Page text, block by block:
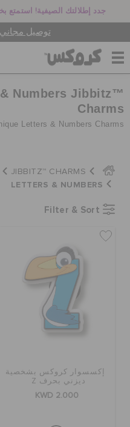
جدد إطلالتك الصيفية! استمتع بخصم 50% ثابت على تشكيلة
توصيل مجاني
للنساء
أطفال
كروكس لمكان العمل
تسجيل الدخول / اشتراك
Numbers Jibbitz™
Charms
Letters & Numbers Charms!
JIBBITZ™ CHARMS
LETTERS & NUMBERS
Filter & Sort
إكسسوار كروكس بشخصية
ديزني بحرف Z
KWD 2.000